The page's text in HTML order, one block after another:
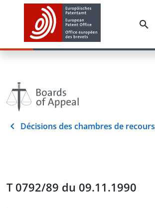
Décisions des chambres de recours
T 0792/89 du 09.11.1990